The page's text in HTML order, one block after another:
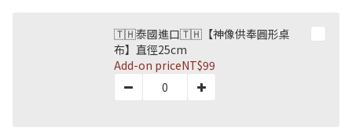
🇹🇭泰國進口🇹🇭【神像供奉圓形桌
布】直徑25cm
Add-on priceNT$99